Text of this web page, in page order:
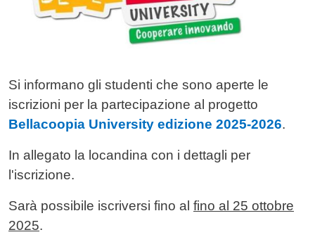
Si informano gli studenti che sono aperte le
iscrizioni per la partecipazione al progetto
Bellacoopia University edizione 2025-2026.
In allegato la locandina con i dettagli per
l'iscrizione.
Sarà possibile iscriversi fino al fino al 25 ottobre
2025.